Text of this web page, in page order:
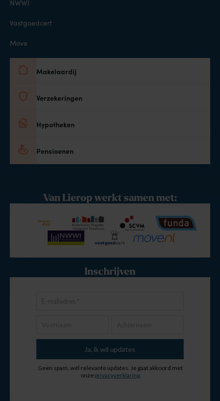
NWWI
Vastgoedcert
Move
Makelaardij
Verzekeringen
Hypotheken
Pensioenen
Van Lierop werkt samen met:
Inschrijven